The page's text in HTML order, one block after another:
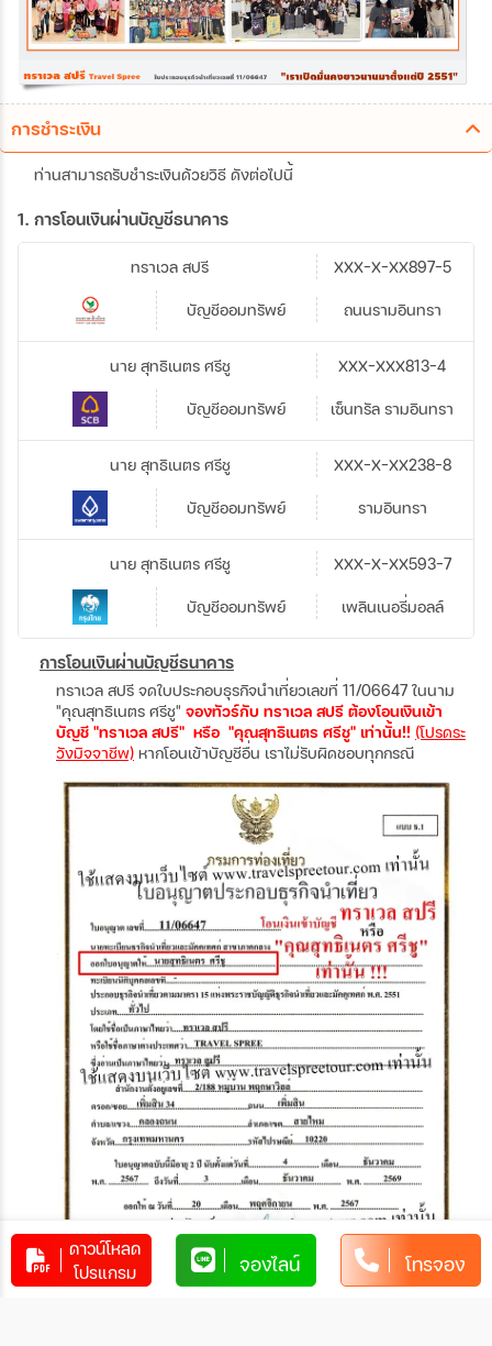
โทรจอง
จองไลน์
ดาวน์โหลด
โปรแกรม
การชำระเงิน
ท่านสามารถรับชำระเงินด้วยวิธี ดังต่อไปนี้
1. การโอนเงินผ่านบัญชีธนาคาร
บัญชีออมทรัพย์
ทราเวล สปรี
ถนนรามอินทรา
XXX-X-XX897-5
บัญชีออมทรัพย์
นาย สุทธิเนตร ศรีชู
เซ็นทรัล รามอินทรา
XXX-XXX813-4
บัญชีออมทรัพย์
นาย สุทธิเนตร ศรีชู
รามอินทรา
XXX-X-XX238-8
บัญชีออมทรัพย์
นาย สุทธิเนตร ศรีชู
เพลินเนอรี่มอลล์
XXX-X-XX593-7
การโอนเงินผ่านบัญชีธนาคาร
ทราเวล สปรี จดใบประกอบธุรกิจนำเที่ยวเลขที่ 11/06647 ในนาม
"คุณสุทธิเนตร ศรีชู" จองทัวร์กับ ทราเวล สปรี ต้องโอนเงินเข้า
บัญชี "ทราเวล สปรี" หรือ "คุณสุทธิเนตร ศรีชู" เท่านั้น!! (โปรดระ
วังมิจจาชีพ) หากโอนเข้าบัญชีอื่น เราไม่รับผิดชอบทุกกรณี